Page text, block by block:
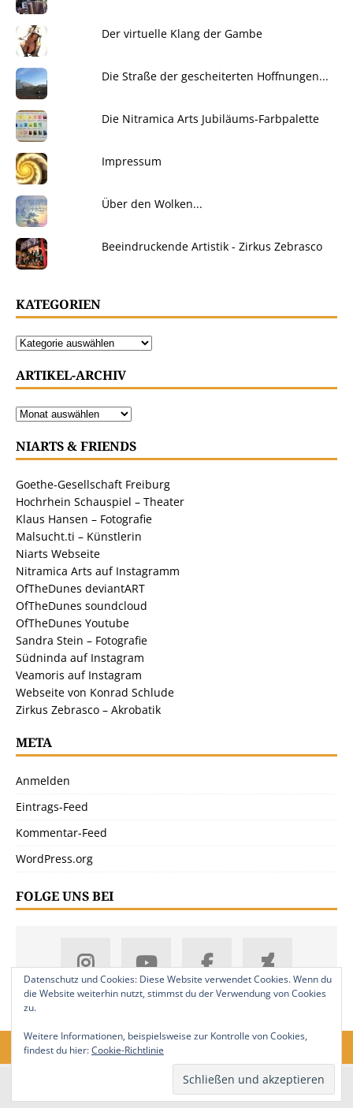
Der virtuelle Klang der Gambe
Die Straße der gescheiterten Hoffnungen...
Die Nitramica Arts Jubiläums-Farbpalette
Impressum
Über den Wolken...
Beeindruckende Artistik - Zirkus Zebrasco
KATEGORIEN
ARTIKEL-ARCHIV
NIARTS & FRIENDS
Goethe-Gesellschaft Freiburg
Hochrhein Schauspiel – Theater
Klaus Hansen – Fotografie
Malsucht.ti – Künstlerin
Niarts Webseite
Nitramica Arts auf Instagramm
OfTheDunes deviantART
OfTheDunes soundcloud
OfTheDunes Youtube
Sandra Stein – Fotografie
Südninda auf Instagram
Veamoris auf Instagram
Webseite von Konrad Schlude
Zirkus Zebrasco – Akrobatik
META
Anmelden
Eintrags-Feed
Kommentar-Feed
WordPress.org
FOLGE UNS BEI
18. Jahrgang. © 2008-2026 Nitramica Arts / Anastratin.de. Alle Rechte
vorbehalten.
Datenschutz und Cookies: Diese Website verwendet Cookies. Wenn du
die Website weiterhin nutzt, stimmst du der Verwendung von Cookies
zu.
Weitere Informationen, beispielsweise zur Kontrolle von Cookies,
findest du hier:Cookie-Richtlinie